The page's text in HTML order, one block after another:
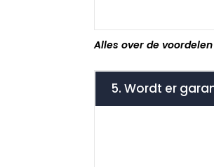
Alles over de
5. Wordt er